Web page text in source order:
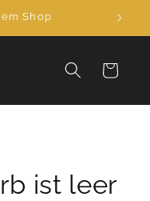
Shop
Warenkorb
ist leer